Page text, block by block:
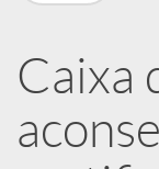
r
Caixa